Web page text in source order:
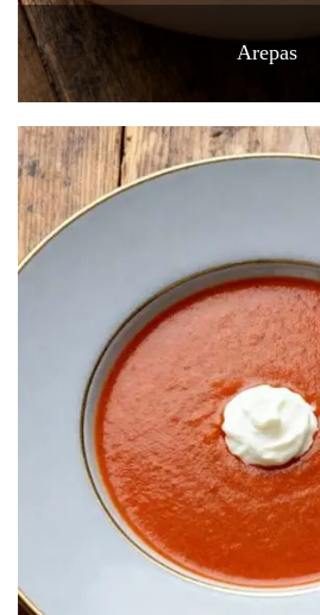
Arepas